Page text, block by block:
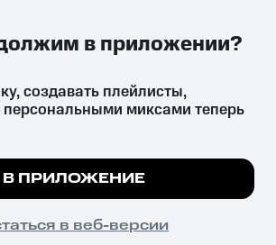
ПРИЛОЖЕНИЕ
их аналогов причиняет вред здоровью,
запрещён и влечёт установленную
ответственность.
куки, чтобы на сайте все
ПОНЯТНО
создавать плейлисты,
миксами теперь
В ПРИЛОЖЕНИЕ
в веб-версии